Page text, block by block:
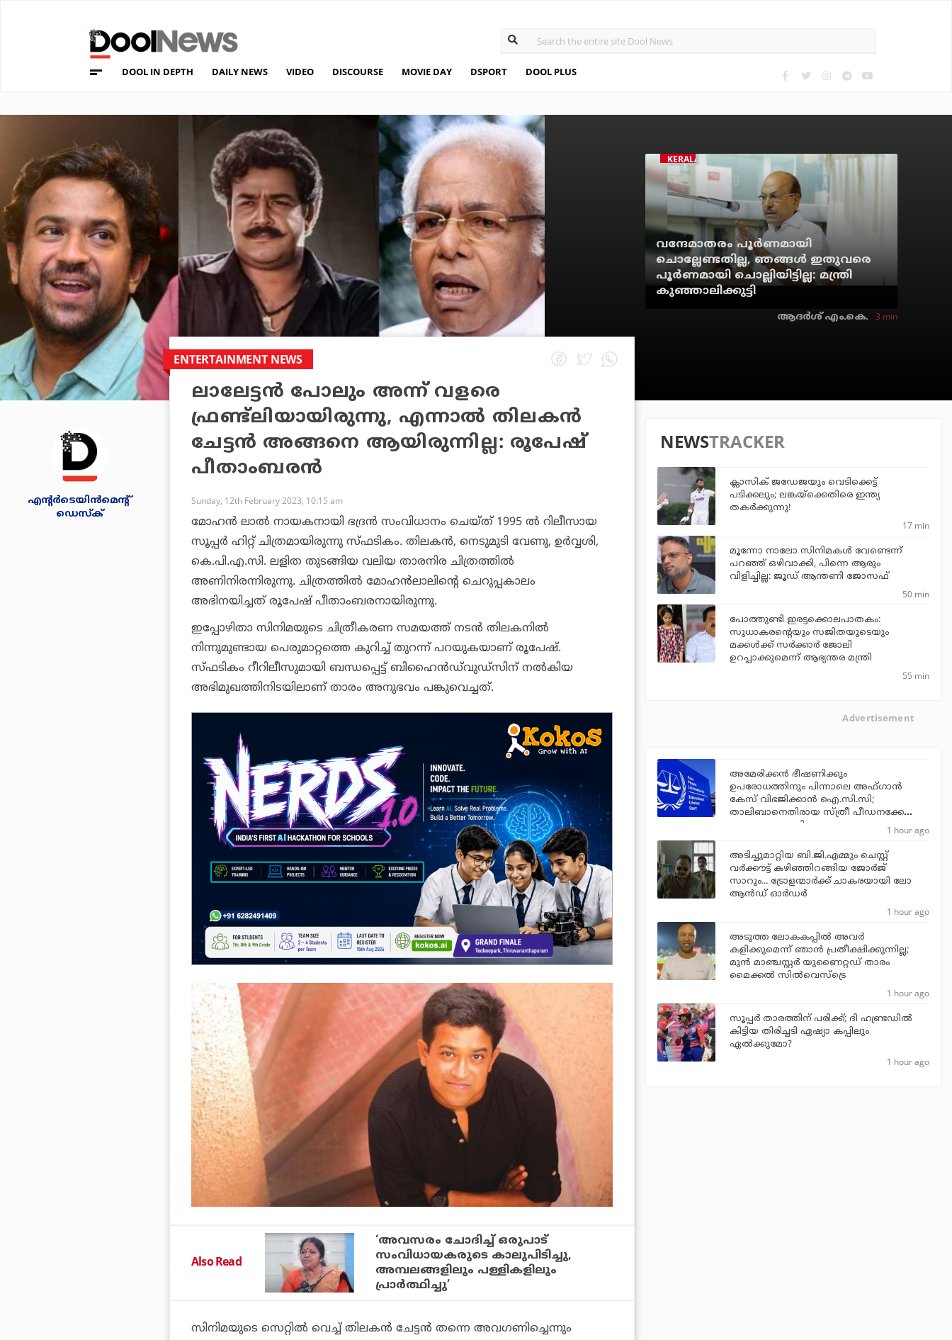
DOOL IN DEPTH DAILY NEWS VIDEO DISCOURSE MOVIE DAY DSPORT DOOL PLUS
KERALA NEWS
വന്ദേമാതരം പൂര്‍ണമായി
ചൊല്ലേണ്ടതില്ല, ഞങ്ങള്‍ ഇതുവരെ
പൂര്‍ണമായി ചൊല്ലിയിട്ടില്ല: മന്ത്രി
കുഞ്ഞാലിക്കുട്ടി
ആദർശ് എം.കെ. 3 min
എന്റര്‍ടെയിന്‍മെന്റ്
ഡെസ്‌ക്
ENTERTAINMENT NEWS
ലാലേട്ടന്‍ പോലും അന്ന് വളരെ
ഫ്രണ്ട്ലിയായിരുന്നു, എന്നാല്‍ തിലകന്‍
ചേട്ടന്‍ അങ്ങനെ ആയിരുന്നില്ല: രൂപേഷ്
പീതാംബരന്‍
Sunday, 12th February 2023, 10:15 am
മോഹന്‍ ലാല്‍ നായകനായി ഭദ്രന്‍ സംവിധാനം ചെയ്ത് 1995 ല്‍ റിലീസായ
സൂപ്പര്‍ ഹിറ്റ് ചിത്രമായിരുന്നു സ്ഫടികം. തിലകന്‍, നെടുമുടി വേണു, ഉര്‍വ്വശി,
കെ.പി.എ.സി. ലളിത തുടങ്ങിയ വലിയ താരനിര ചിത്രത്തില്‍
അണിനിരന്നിരുന്നു. ചിത്രത്തില്‍ മോഹന്‍ലാലിന്റെ ചെറുപ്പകാലം
അഭിനയിച്ചത് രൂപേഷ് പീതാംബരനായിരുന്നു.
ഇപ്പോഴിതാ സിനിമയുടെ ചിത്രീകരണ സമയത്ത് നടന്‍ തിലകനില്‍
നിന്നുമുണ്ടായ പെരുമാറ്റത്തെ കുറിച്ച് തുറന്ന് പറയുകയാണ് രൂപേഷ്.
സ്ഫടികം റീറിലീസുമായി ബന്ധപ്പെട്ട് ബിഹൈന്‍ഡ്‌വുഡ്‌സിന് നല്‍കിയ
അഭിമുഖത്തിനിടയിലാണ് താരം അനുഭവം പങ്കുവെച്ചത്.
Also Read
‘അവസരം ചോദിച്ച് ഒരുപാട്
സംവിധായകരുടെ കാലുപിടിച്ചു,
അമ്പലങ്ങളിലും പള്ളികളിലും
പ്രാര്‍ത്ഥിച്ചു’
സിനിമയുടെ സെറ്റില്‍ വെച്ച് തിലകന്‍ ചേട്ടന്‍ തന്നെ അവഗണിച്ചെന്നും
NEWSTRACKER
ക്ലാസിക് ജഡേജയും വെടിക്കെട്ട്
പടിക്കലും; ലങ്കയ്‌ക്കെതിരെ ഇന്ത്യ
തകര്‍ക്കുന്നു!
17 min
മൂന്നോ നാലോ സിനിമകൾ വേണ്ടെന്ന്
പറഞ്ഞ് ഒഴിവാക്കി, പിന്നെ ആരും
വിളിച്ചില്ല: ജൂഡ് ആന്തണി ജോസഫ്
50 min
പോത്തുണ്ടി ഇരട്ടക്കൊലപാതകം:
സുധാകരന്റെയും സജിതയുടെയും
മക്കള്‍ക്ക് സര്‍ക്കാര്‍ ജോലി
ഉറപ്പാക്കുമെന്ന് ആഭ്യന്തര മന്ത്രി
55 min
Advertisement
അമേരിക്കന്‍ ഭീഷണിക്കും
ഉപരോധത്തിനും പിന്നാലെ അഫ്ഗാന്‍
കേസ് വിഭജിക്കാന്‍ ഐ.സി.സി;
താലിബാനെതിരായ സ്ത്രീ പീഡനക്കേസ്
വേറെ അന്വേഷിക്കും
1 hour ago
അടിച്ചുമാറ്റിയ ബി.ജി.എമ്മും ചെസ്റ്റ്
വര്‍ക്കൗട്ട് കഴിഞ്ഞിറങ്ങിയ ജോര്‍ജ്
സാറും... ട്രോളന്മാര്‍ക്ക് ചാകരയായി ലോ
ആന്‍ഡ് ഓര്‍ഡര്‍
1 hour ago
അടുത്ത ലോകകപ്പില്‍ അവര്‍
കളിക്കുമെന്ന് ഞാന്‍ പ്രതീക്ഷിക്കുന്നില്ല;
മുന്‍ മാഞ്ചസ്റ്റര്‍ യുണൈറ്റഡ് താരം
മൈക്കൽ സില്‍വെസ്‌ട്രെ
1 hour ago
സൂപ്പര്‍ താരത്തിന് പരിക്ക്; ദി ഹണ്ട്രഡില്‍
കിട്ടിയ തിരിച്ചടി ഏഷ്യാ കപ്പിലും
ഏല്‍ക്കുമോ?
1 hour ago